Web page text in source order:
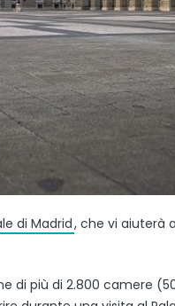
di Madrid, che vi aiuterà
di più di 2.800 camere